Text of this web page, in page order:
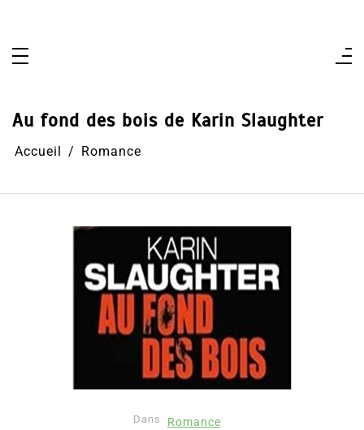
Au fond des bois de Karin Slaughter
Accueil Romance
Dans Romance